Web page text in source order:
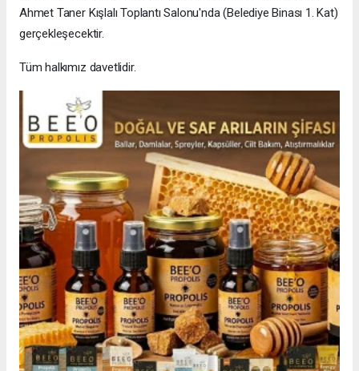
Ahmet Taner Kışlalı Toplantı Salonu'nda (Belediye Binası 1. Kat)
gerçekleşecektir.
Tüm halkımız davetlidir.